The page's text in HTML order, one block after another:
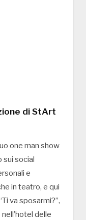
di StArt
one man show
sui social
e
in teatro, e qui
va sposarmi?”,
delle